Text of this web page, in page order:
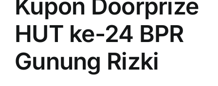
Kupon Doorprize
HUT ke-24 BPR
Gunung Rizki